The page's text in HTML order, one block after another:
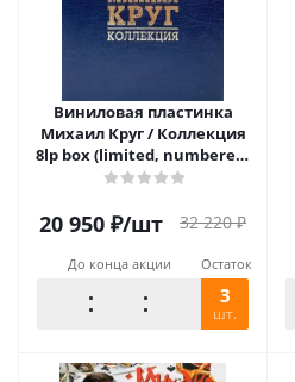
Виниловая пластинка
Михаил Круг / Коллекция
8lp box (limited, numbered,
coloured)
20 950 ₽/шт 32 220₽
До конца акции Остаток
3
шт.